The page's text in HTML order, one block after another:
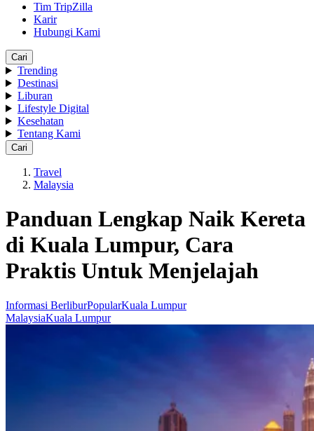
Tim TripZilla
Karir
Hubungi Kami
Cari
Trending
Destinasi
Liburan
Lifestyle Digital
Kesehatan
Tentang Kami
Cari
Travel
Malaysia
Panduan Lengkap Naik Kereta
di Kuala Lumpur, Cara
Praktis Untuk Menjelajah
Informasi BerliburPopularKuala Lumpur
MalaysiaKuala Lumpur